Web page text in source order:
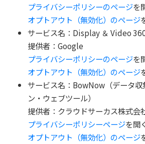
プライバシーポリシーのページを
オプトアウト（無効化）のページ
サービス名：Display ＆ Video 360
提供者：Google
プライバシーポリシーのページを
オプトアウト（無効化）のページ
サービス名：BowNow（データ収
ン・ウェブツール）
提供者：クラウドサーカス株式会
プライバシーポリシーページを開
オプトアウト（無効化）のページ